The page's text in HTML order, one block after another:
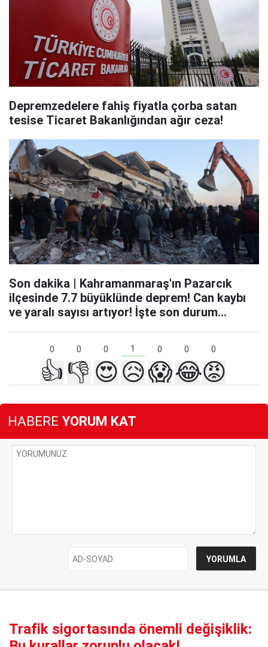
Depremzedelere fahiş fiyatla çorba satan
tesise Ticaret Bakanlığından ağır ceza!
Son dakika | Kahramanmaraş'ın Pazarcık
ilçesinde 7.7 büyüklünde deprem! Can kaybı
ve yaralı sayısı artıyor! İşte son durum...
0 0 0 1 0 0 0
👍 👎 😍😥😱😂😡
HABERE YORUM KAT
Trafik sigortasında önemli değişiklik: